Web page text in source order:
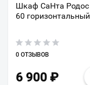
Шкаф СаНта Родос
60 горизонтальный
0 ОТЗЫВОВ
6 900 ₽